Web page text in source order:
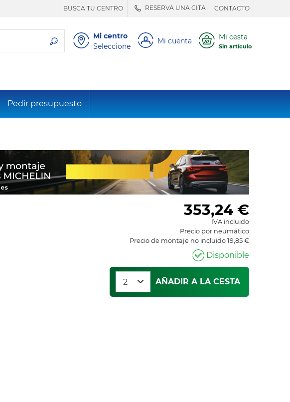
BUSCA TU CENTRO RESERVA UNA CITA CONTACTO
Mi centro
Seleccione
Mi cuenta Mi cesta
Sin artículo
Pedir presupuesto
353,24€
IVA incluido
Precio por neumático
Precio de montaje no incluido 19,85 €
Disponible
AÑADIR A LA CESTA